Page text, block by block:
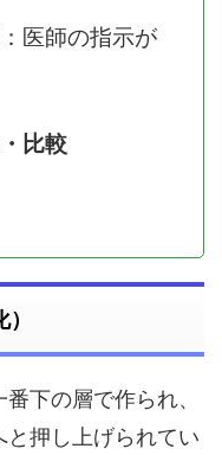
医師の指示が
比較
番下の層で作られ、
押し上げられてい